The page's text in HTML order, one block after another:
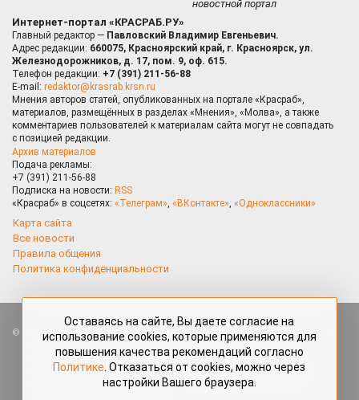
новостной портал
Интернет-портал «КРАСРАБ.РУ»
Главный редактор — Павловский Владимир Евгеньевич.
Адрес редакции: 660075, Красноярский край, г. Красноярск, ул.
Железнодорожников, д. 17, пом. 9, оф. 615.
Телефон редакции: +7 (391) 211-56-88
E-mail: redaktor@krasrab.krsn.ru
Мнения авторов статей, опубликованных на портале «Красраб»,
материалов, размещённых в разделах «Мнения», «Молва», а также
комментариев пользователей к материалам сайта могут не совпадать
с позицией редакции.
Архив материалов
Подача рекламы:
+7 (391) 211-56-88
Подписка на новости: RSS
«Красраб» в соцсетях: «Телеграм», «ВКонтакте», «Одноклассники»
Карта сайта
Все новости
Правила общения
Политика конфиденциальности
Все права защищены. Любые материалы, размещённые на портале
«Красраб.ру» сотрудниками редакции, нештатными авторами
и читателями, являются объектами авторского права. Полное или
частичное использование материалов, размещённых на портале
«Красраб.ру», допускается только с письменного согласия редакции
Оставаясь на сайте, Вы даете согласие на
использование cookies, которые применяются для
повышения качества рекомендаций согласно
Политике . Отказаться от cookies, можно через
настройки Вашего браузера.